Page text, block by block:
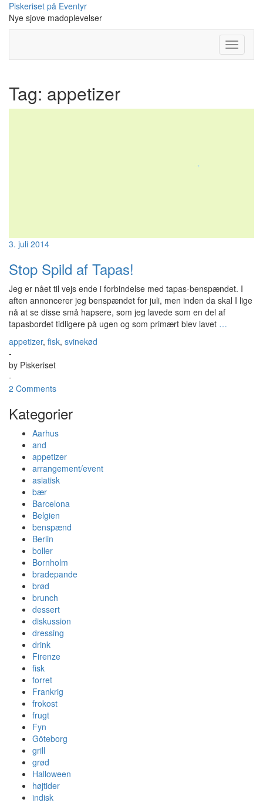
Skip
content
Piskeriset på Eventyr
Nye sjove madoplevelser
Toggle
Tag: appetizer
3. juli 2014
Stop Spild af Tapas!
Jeg er nået til vejs ende i forbindelse med tapas-benspændet. I
aften annoncerer jeg benspændet for juli, men inden da skal I lige
nå at se disse små hapsere, som jeg lavede som en del af
tapasbordet tidligere på ugen og som primært blev lavet …
appetizer, fisk, svinekød
-
by Piskeriset
-
2 Comments
Kategorier
Aarhus
and
appetizer
arrangement/event
asiatisk
bær
Barcelona
Belgien
benspænd
Berlin
boller
Bornholm
bradepande
brød
brunch
dessert
diskussion
dressing
drink
Firenze
fisk
forret
Frankrig
frokost
frugt
Fyn
Göteborg
grill
grød
Halloween
højtider
indisk